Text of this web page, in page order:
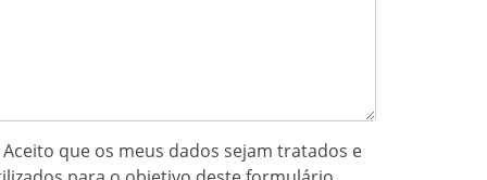
Aceito que os meus dados sejam tratados e